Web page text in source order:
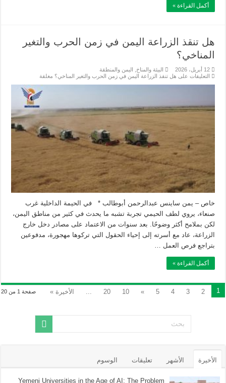
أكمل القراءة »
هل تنقذ الزراعة اليمن في زمن الحرب والتغير
المناخي؟
12 أبريل، 2026 البيئة والمناخ
اليمن والمنطقة
التعليقات على هل تنقذ الزراعة اليمن في زمن الحرب والتغير المناخي؟ مغلقة
خاص – يمن ساينس عبدالرحمن أبوطالب * في الحيمة الداخلية غرب
صنعاء، يروي لطف الحيمي تجربة تشبه ما يحدث في كثير من مناطق اليمن،
لكن بملامح أكثر وضوحًا. بعد سنوات من الاعتماد على مصادر دخل خارج
الزراعة، عاد مع أسرته إلى إحياء الحقول التي تركوها مهجورة، مدفوعين
بتراجع فرص العمل …
أكمل القراءة »
صفحة 1 من 20 1
2
3
4
5
»
10
20 الأخيرة »
الأخيرة الأشهر تعليقات الوسوم
Yemeni Universities in the Age of AI: The Problem